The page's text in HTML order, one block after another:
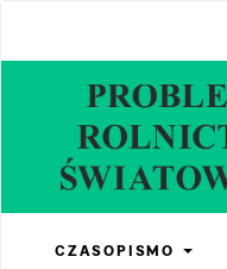
Content
Sidebar
CZASOPISMO